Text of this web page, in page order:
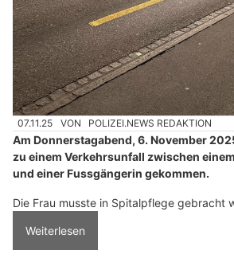
07.11.25 VON POLIZEI.NEWS REDAKTION
Am Donnerstagabend, 6. November
zu einem Verkehrsunfall zwischen
und einer Fussgängerin gekommen.
Die Frau musste in Spitalpflege gebracht
Weiterlesen